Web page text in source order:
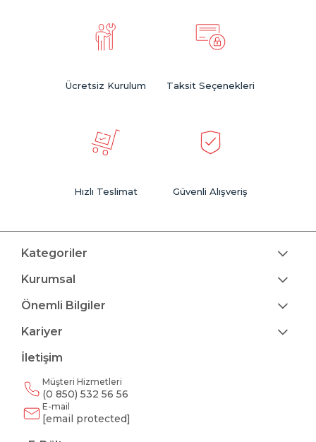
Ücretsiz Kurulum Taksit Seçenekleri
Hızlı Teslimat Güvenli Alışveriş
Kategoriler
Kurumsal
Önemli Bilgiler
Kariyer
İletişim
Müşteri Hizmetleri
(0 850) 532 56 56
E-mail
[email protected]